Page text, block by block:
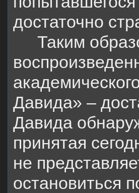
достаточно
Таким
Давида» –
Давида
принятая
не
остановиться